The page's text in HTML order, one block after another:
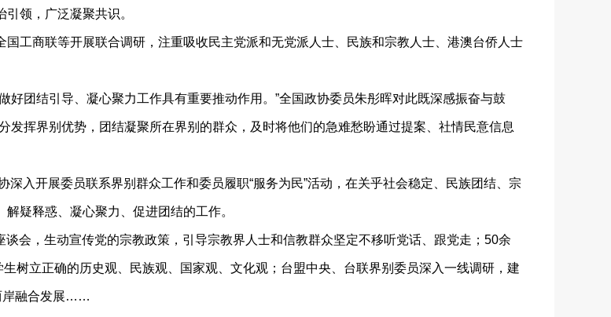
领，广泛凝聚共识。
商联等开展联合调研，注重吸收民主党派和无党派人士、民族和宗教人士、港澳台侨人士
团结引导、凝心聚力工作具有重要推动作用。”全国政协委员朱彤晖对此既深感振奋与鼓
发挥界别优势，团结凝聚所在界别的群众，及时将他们的急难愁盼通过提案、社情民意信息
开展委员联系界别群众工作和委员履职“服务为民”活动，在关乎社会稳定、民族团结、宗
疑释惑、凝心聚力、促进团结的工作。
会，生动宣传党的宗教政策，引导宗教界人士和信教群众坚定不移听党话、跟党走；50余
树立正确的历史观、民族观、国家观、文化观；台盟中央、台联界别委员深入一线调研，建
岸融合发展……